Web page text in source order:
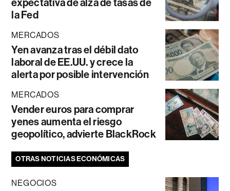
expectativa de alza de tasas de
la Fed
MERCADOS
Yen avanza tras el débil dato
laboral de EE.UU. y crece la
alerta por posible intervención
MERCADOS
Vender euros para comprar
yenes aumenta el riesgo
geopolítico, advierte BlackRock
OTRAS NOTICIAS ECONÓMICAS
NEGOCIOS